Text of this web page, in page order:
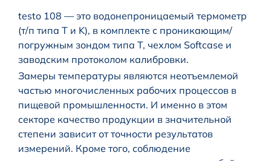
testo 108 — это водонепроницаемый термометр
(т/п типа T и K), в комплекте с проникающим/
погружным зондом типа T, чехлом Softcase и
заводским протоколом калибровки.
Замеры температуры являются неотъемлемой
частью многочисленных рабочих процессов в
пищевой промышленности. И именно в этом
секторе качество продукции в значительной
степени зависит от точности результатов
измерений. Кроме того, соблюдение